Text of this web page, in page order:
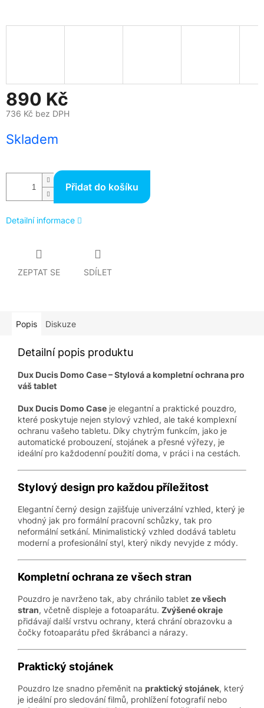
890 Kč
736 Kč bez DPH
cena:
Skladem
Přidat do košíku
Detailní informace
ZEPTAT SE SDÍLET
Popis Diskuze
Detailní popis produktu
Dux Ducis Domo Case – Stylová a kompletní ochrana pro
váš tablet
Dux Ducis Domo Case je elegantní a praktické pouzdro,
které poskytuje nejen stylový vzhled, ale také komplexní
ochranu vašeho tabletu. Díky chytrým funkcím, jako je
automatické probouzení, stojánek a přesné výřezy, je
ideální pro každodenní použití doma, v práci i na cestách.
Stylový design pro každou příležitost
Elegantní černý design zajišťuje univerzální vzhled, který je
vhodný jak pro formální pracovní schůzky, tak pro
neformální setkání. Minimalistický vzhled dodává tabletu
moderní a profesionální styl, který nikdy nevyjde z módy.
Kompletní ochrana ze všech stran
Pouzdro je navrženo tak, aby chránilo tablet ze všech
stran, včetně displeje a fotoaparátu. Zvýšené okraje
přidávají další vrstvu ochrany, která chrání obrazovku a
čočky fotoaparátu před škrábanci a nárazy.
Praktický stojánek
Pouzdro lze snadno přeměnit na praktický stojánek, který
je ideální pro sledování filmů, prohlížení fotografií nebo